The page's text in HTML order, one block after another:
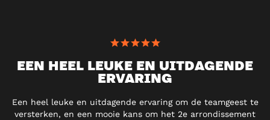
EEN HEEL LEUKE EN UITDAGENDE
ERVARING
Een heel leuke en uitdagende ervaring om de teamgeest te
versterken, en een mooie kans om het 2e arrondissement